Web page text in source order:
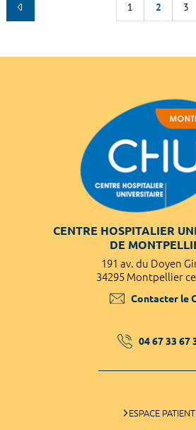
1 2 3
CENTRE HOSPITALIER
DE
191 av. du Doyen
34295 Montpellier
Contacter le
04 67 33 67
ESPACE PATIENT